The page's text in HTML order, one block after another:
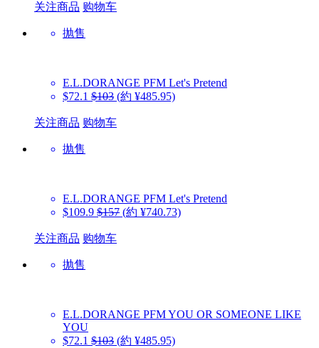
关注商品 购物车
抛售
E.L.DORANGE PFM Let's Pretend
$72.1 $103 (約 ¥485.95)
关注商品 购物车
抛售
E.L.DORANGE PFM Let's Pretend
$109.9 $157 (約 ¥740.73)
关注商品 购物车
抛售
E.L.DORANGE PFMYOU OR SOMEONE LIKE
YOU
$72.1 $103 (約 ¥485.95)